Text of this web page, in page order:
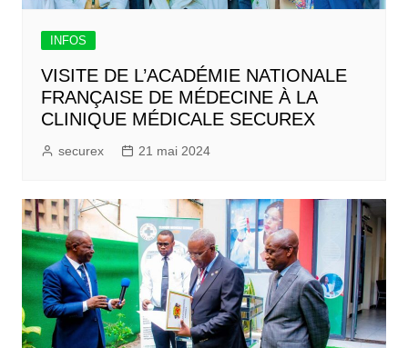
INFOS
VISITE DE L’ACADÉMIE NATIONALE
FRANÇAISE DE MÉDECINE À LA
CLINIQUE MÉDICALE SECUREX
securex 21 mai 2024